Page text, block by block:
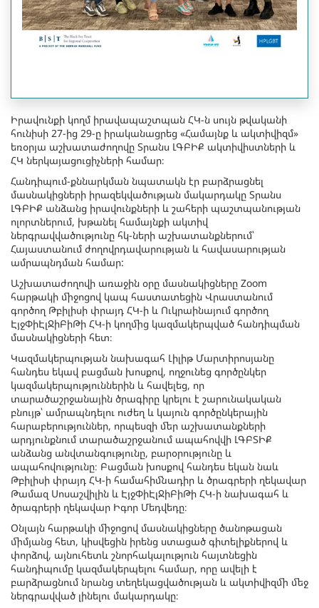
Իրավունքի կողմ իրավապաշտպան ՀԿ-ն սույն թվականի
հունիսի 27-ից 29-ը իրականացրեց «Համայնք և ակտիվիզմ»
եռօրյա աշխատաժողովը Տրանս ԼԳԲԻՔ ակտիվիստների և
ՀԿ ներկայացուցիչների համար։
Հանդիպում-քննարկման նպատակն էր բարձրացնել
մասնակիցների իրազեկվածության մակարդակը Տրանս
ԼԳԲԻՔ անձանց իրավունքների և շահերի պաշտպանության
ոլորտներում, խթանել համայնքի ակտիվ
ներգրավվածությունը հկ-ների աշխատանքներում՝
Հայաստանում ժողովրդավարության և հավասարության
ամրապնդման համար:
Աշխատաժողովի առաջին օրը մասնակիցները Zoom
հարթակի միջոցով կապ հաստատեցին Վրաստանում
գործող Թբիլիսի փրայդ ՀԿ-ի և Ուկրաինայում գործող
ԷյջՓիԷլՋիԲիԹի ՀԿ-ի կողմից կազմակերպված հանդիպման
մասնակիցների հետ։
Կազմակերպության նախագահ Լիլիթ Մարտիրոսյանը
հանդես եկավ բացման խոսքով, ողջունեց գործընկեր
կազմակերպություններին և հավելեց, որ
տարածաշրջանային ծրագիրը կրելու է շարունակական
բնույթ՝ ամրապնդելու ուժեղ և կայուն գործընկերային
հարաբերություններ, որպեսզի մեր աշխատանքների
արդյունքնում տարածաշրջանում ապահովվի ԼԳԲՏԻՔ
անձանց անվտանգությունը, բարօրությունը և
ապահովությունը։ Բացման խոսքով հանդես եկան նաև
Թբիլիսի փրայդ ՀԿ-ի համահիմնադիր և ծրագրերի ղեկավար
Թամազ Սոսաշվիլին և ԷյջՓիԷլՋիԲիԹի ՀԿ-ի նախագահ և
ծրագրերի ղեկավար Իգոր Մեդվեդը։
Օնլայն հարթակի միջոցով մասնակիցները ծանոթացան
միմյանց հետ, կիսվեցին իրենց ստացած գիտելիքներով և
փորձով, այնուհետև շնորհակալություն հայտնեցին
հանդիպումը կազմակերպելու համար, որը ավելի է
բարձրացնում նրանց տեղեկացվածության և ակտիվիզմի մեջ
ներգրավված լինելու մակարդակը։